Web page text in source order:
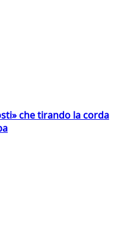
che tirando la corda